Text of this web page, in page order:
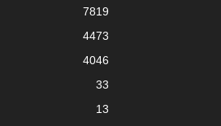
7819
4473
4046
33
13